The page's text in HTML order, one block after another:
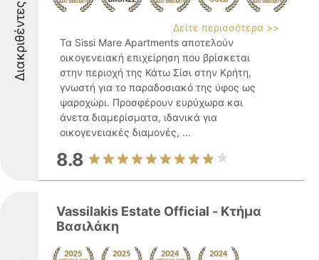
Διακριθέντες
Δείτε περισσότερα >>
Τα Sissi Mare Apartments αποτελούν
οικογενειακή επιχείρηση που βρίσκεται
στην περιοχή της Κάτω Σίσι στην Κρήτη,
γνωστή για το παραδοσιακό της ύφος ως
ψαροχώρι. Προσφέρουν ευρύχωρα και
άνετα διαμερίσματα, ιδανικά για
οικογενειακές διαμονές, ...
8.8
Vassilakis Estate Official - Κτήμα
Βασιλάκη